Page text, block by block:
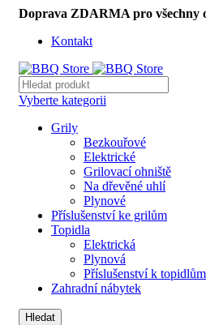
Doprava ZDARMA pro všechny
Kontakt
Vyberte kategorii
Grily
Bezkouřové
Elektrické
Grilovací ohniště
Na dřevěné uhlí
Plynové
Příslušenství ke grilům
Topidla
Elektrická
Plynová
Příslušenství k topidlům
Zahradní nábytek
Hledat